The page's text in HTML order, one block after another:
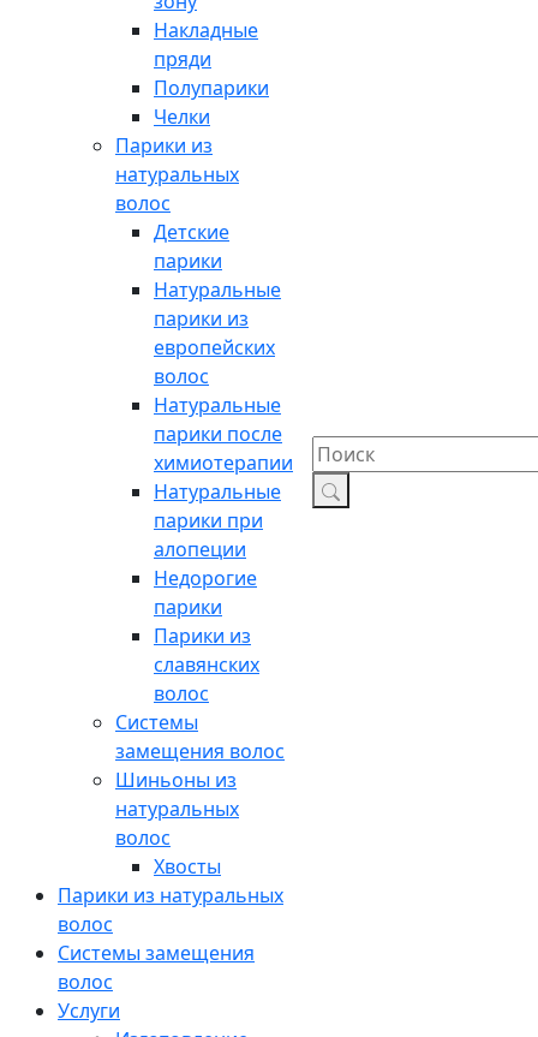
Накладные
пряди
Полупарики
Челки
Парики из
натуральных
волос
Детские
парики
Натуральные
парики из
европейских
волос
Натуральные
парики после
химиотерапии
Натуральные
парики при
алопеции
Недорогие
парики
Парики из
славянских
волос
Системы
замещения волос
Шиньоны из
натуральных
волос
Хвосты
Парики из натуральных
волос
Системы замещения
волос
Услуги